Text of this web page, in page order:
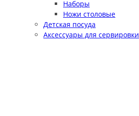
Наборы
Ножи столовые
Детская посуда
Аксессуары для сервировки